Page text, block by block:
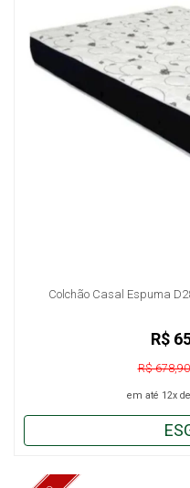
Colchão Casal Espuma
R$ 678,90
em até 12x de
R$